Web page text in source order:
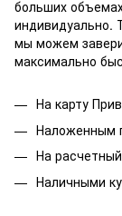
больших
индивидуально.
мы можем
максимально
На карту
Наложенным
На
Наличными